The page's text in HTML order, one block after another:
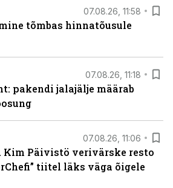
07.08.26, 11:58
tõmbas hinnatõusule
07.08.26, 11:18
pakendi jalajälje määrab
07.08.26, 11:06
Kim Päivistö verivärske resto
tiitel läks väga õigele